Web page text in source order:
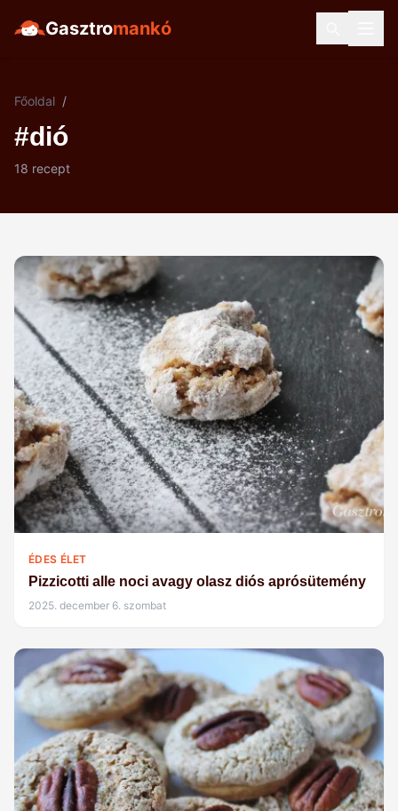
Gasztromankó
Főoldal /
#dió
18 recept
ÉDES ÉLET
Pizzicotti alle noci avagy olasz diós aprósütemény
2025. december 6. szombat